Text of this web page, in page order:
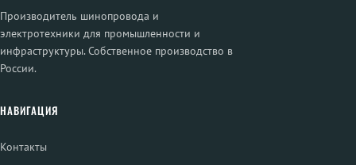
Производитель шинопровода и
электротехники для промышленности и
инфраструктуры. Собственное производство в
России.
НАВИГАЦИЯ
Контакты